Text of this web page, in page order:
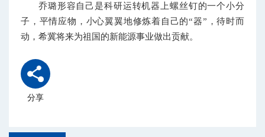
乔璐形容自己是科研运转机器上螺丝钉的一个小分
子，平情应物，小心翼翼地修炼着自己的“器”，待时而
动，希冀将来为祖国的新能源事业做出贡献。
分享